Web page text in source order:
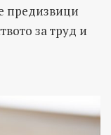
предизвици
за труд и